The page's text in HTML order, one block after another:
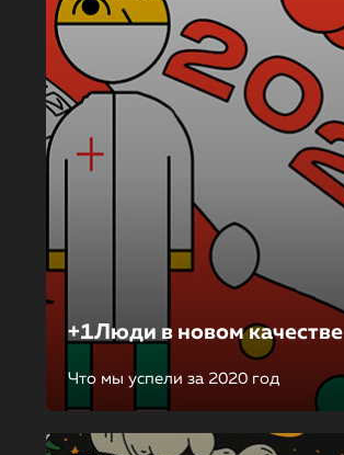
+1Люди в новом качестве
Что мы успели за 2020 год